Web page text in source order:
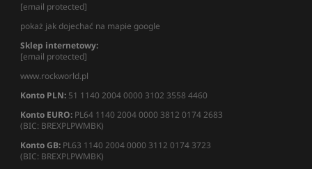
[email protected]
pokaż jak dojechać na mapie google
Sklep internetowy:
[email protected]
www.rockworld.pl
Konto PLN: 51 1140 2004 0000 3102 3558 4460
Konto EURO: PL64 1140 2004 0000 3812 0174 2683
(BIC: BREXPLPWMBK)
Konto GB: PL63 1140 2004 0000 3112 0174 3723
(BIC: BREXPLPWMBK)